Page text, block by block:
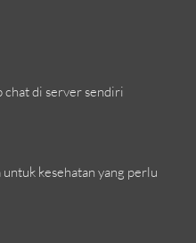
chat di server sendiri
kesehatan yang perlu